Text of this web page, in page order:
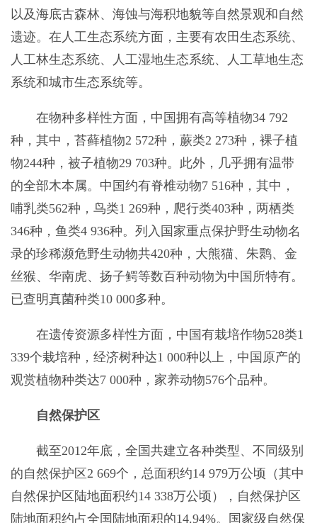
以及海底古森林、海蚀与海积地貌等自然景观和自然
遗迹。在人工生态系统方面，主要有农田生态系统、
人工林生态系统、人工湿地生态系统、人工草地生态
系统和城市生态系统等。
在物种多样性方面，中国拥有高等植物34 792
种，其中，苔藓植物2 572种，蕨类2 273种，裸子植
物244种，被子植物29 703种。此外，几乎拥有温带
的全部木本属。中国约有脊椎动物7 516种，其中，
哺乳类562种，鸟类1 269种，爬行类403种，两栖类
346种，鱼类4 936种。列入国家重点保护野生动物名
录的珍稀濒危野生动物共420种，大熊猫、朱鹮、金
丝猴、华南虎、扬子鳄等数百种动物为中国所特有。
已查明真菌种类10 000多种。
在遗传资源多样性方面，中国有栽培作物528类1
339个栽培种，经济树种达1 000种以上，中国原产的
观赏植物种类达7 000种，家养动物576个品种。
自然保护区
截至2012年底，全国共建立各种类型、不同级别
的自然保护区2 669个，总面积约14 979万公顷（其中
自然保护区陆地面积约14 338万公顷），自然保护区
陆地面积约占全国陆地面积的14.94%。国家级自然保